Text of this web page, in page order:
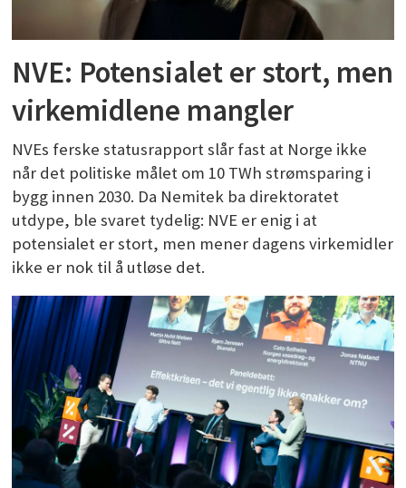
NVE: Potensialet er stort, men
virkemidlene mangler
NVEs ferske statusrapport slår fast at Norge ikke
når det politiske målet om 10 TWh strømsparing i
bygg innen 2030. Da Nemitek ba direktoratet
utdype, ble svaret tydelig: NVE er enig i at
potensialet er stort, men mener dagens virkemidler
ikke er nok til å utløse det.